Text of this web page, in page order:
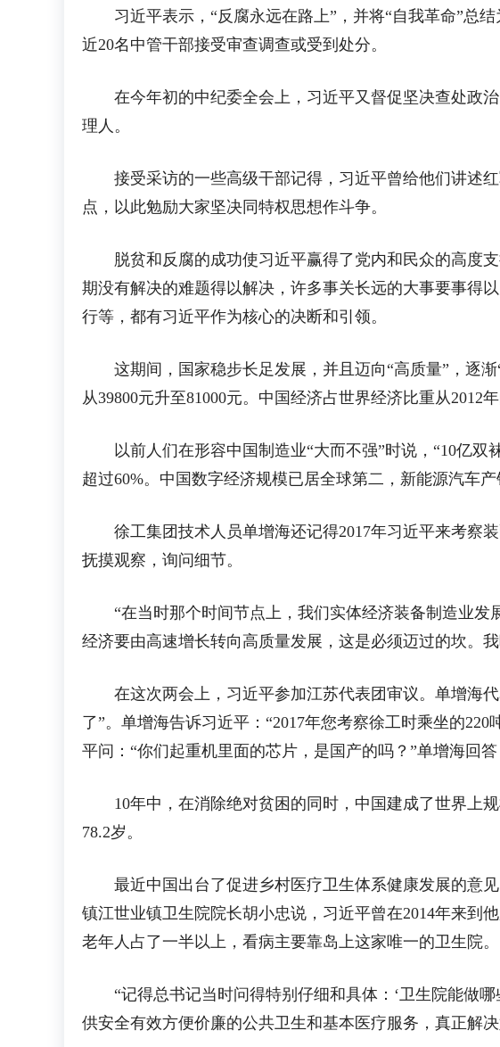
习近平表示，“反腐永远在路上”，并将“自我革命”总结
近20名中管干部接受审查调查或受到处分。
在今年初的中纪委全会上，习近平又督促坚决查处政治
理人。
接受采访的一些高级干部记得，习近平曾给他们讲述红
点，以此勉励大家坚决同特权思想作斗争。
脱贫和反腐的成功使习近平赢得了党内和民众的高度支
期没有解决的难题得以解决，许多事关长远的大事要事得
行等，都有习近平作为核心的决断和引领。
这期间，国家稳步长足发展，并且迈向“高质量”，逐渐
从39800元升至81000元。中国经济占世界经济比重从2012
以前人们在形容中国制造业“大而不强”时说，“10亿双
超过60%。中国数字经济规模已居全球第二，新能源汽车产
徐工集团技术人员单增海还记得2017年习近平来考察装
抚摸观察，询问细节。
“在当时那个时间节点上，我们实体经济装备制造业发
经济要由高速增长转向高质量发展，这是必须迈过的坎。
在这次两会上，习近平参加江苏代表团审议。单增海代
了”。单增海告诉习近平：“2017年您考察徐工时乘坐的
平问：“你们起重机里面的芯片，是国产的吗？”单增海回
10年中，在消除绝对贫困的同时，中国建成了世界上规
78.2岁。
最近中国出台了促进乡村医疗卫生体系健康发展的意见
镇江世业镇卫生院院长胡小忠说，习近平曾在2014年来到
老年人占了一半以上，看病主要靠岛上这家唯一的卫生院。
“记得总书记当时问得特别仔细和具体：‘卫生院能做哪
供安全有效方便价廉的公共卫生和基本医疗服务，真正解